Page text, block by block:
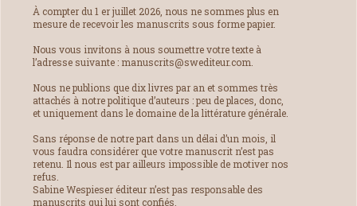
À compter du 1 er juillet 2026, nous ne sommes plus en
mesure de recevoir les manuscrits sous forme papier.
Nous vous invitons à nous soumettre votre texte à
l’adresse suivante : manuscrits@swediteur.com.
Nous ne publions que dix livres par an et sommes très
attachés à notre politique d’auteurs : peu de places, donc,
et uniquement dans le domaine de la littérature générale.
Sans réponse de notre part dans un délai d’un mois, il
vous faudra considérer que votre manuscrit n’est pas
retenu. Il nous est par ailleurs impossible de motiver nos
refus.
Sabine Wespieser éditeur n’est pas responsable des
manuscrits qui lui sont confiés.